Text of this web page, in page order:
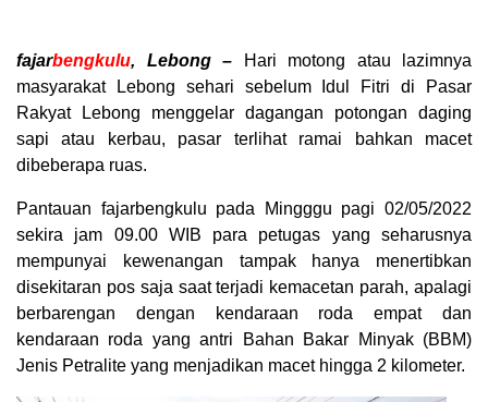
fajarbengkulu, Lebong – Hari motong atau lazimnya
masyarakat Lebong sehari sebelum Idul Fitri di Pasar
Rakyat Lebong menggelar dagangan potongan daging
sapi atau kerbau, pasar terlihat ramai bahkan macet
dibeberapa ruas.
Pantauan fajarbengkulu pada Mingggu pagi 02/05/2022
sekira jam 09.00 WIB para petugas yang seharusnya
mempunyai kewenangan tampak hanya menertibkan
disekitaran pos saja saat terjadi kemacetan parah, apalagi
berbarengan dengan kendaraan roda empat dan
kendaraan roda yang antri Bahan Bakar Minyak (BBM)
Jenis Petralite yang menjadikan macet hingga 2 kilometer.